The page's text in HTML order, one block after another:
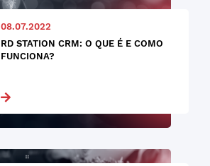
08.07.2022
RD STATION CRM: O QUE É E COMO
FUNCIONA?